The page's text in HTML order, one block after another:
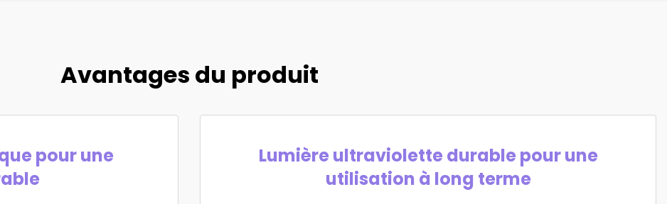
Avantages du produit
pour une
Lumière ultraviolette durable pour une
utilisation à long terme